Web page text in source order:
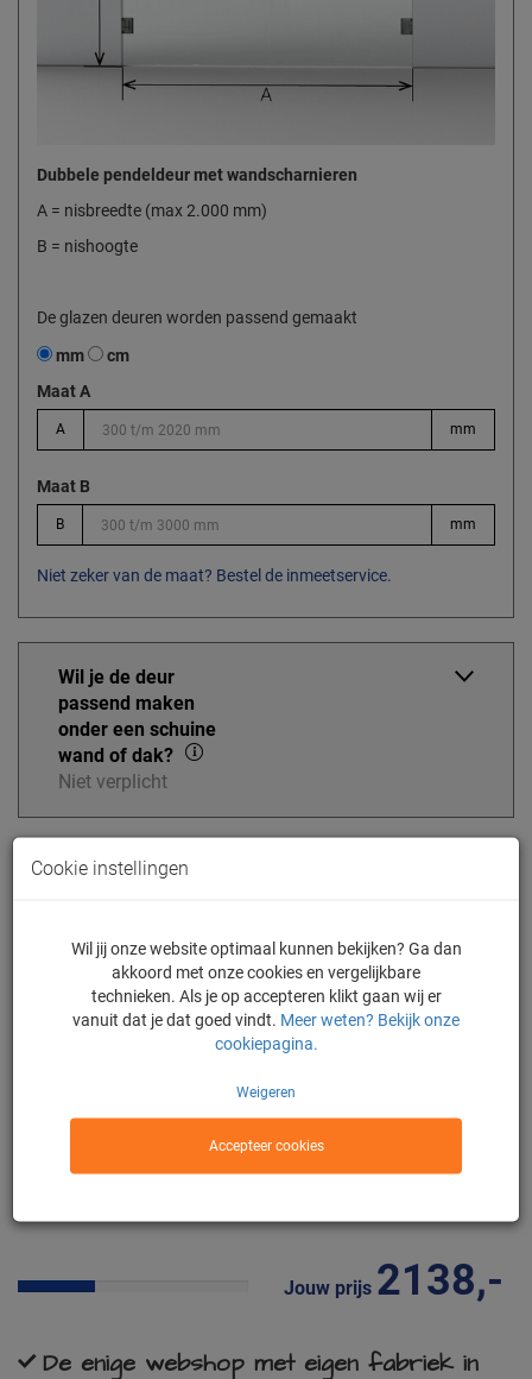
Dubbele pendeldeur met wandscharnieren
A = nisbreedte (max 2.000 mm)
B = nishoogte
De glazen deuren worden passend gemaakt
mm
cm
Maat A
A mm
Maat B
B mm
Niet zeker van de maat? Bestel de inmeetservice.
Wil je de deur
passend maken
onder een schuine
wand of dak?
Niet verplicht
Zit er iets aan de
moeten houden?
Niet verplicht
Inmeetservice
Kies je glas
Jouw prijs 2138,-
De enige webshop met eigen fabriek in
Cookie instellingen
Wil jij onze website optimaal kunnen bekijken? Ga dan
akkoord met onze cookies en vergelijkbare
technieken. Als je op accepteren klikt gaan wij er
vanuit dat je dat goed vindt. Meer weten? Bekijk onze
cookiepagina.
Weigeren
Accepteer cookies